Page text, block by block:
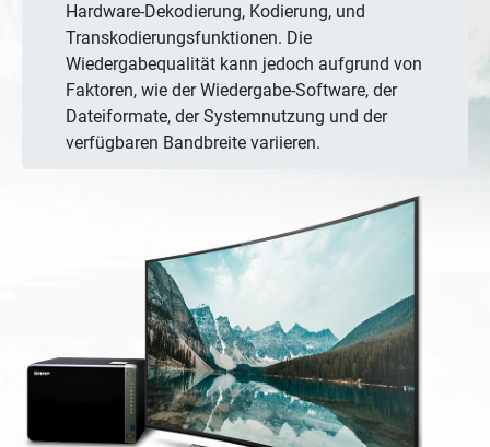
Hardware-Dekodierung, Kodierung, und
Transkodierungsfunktionen. Die
Wiedergabequalität kann jedoch aufgrund von
Faktoren, wie der Wiedergabe-Software, der
Dateiformate, der Systemnutzung und der
verfügbaren Bandbreite variieren.